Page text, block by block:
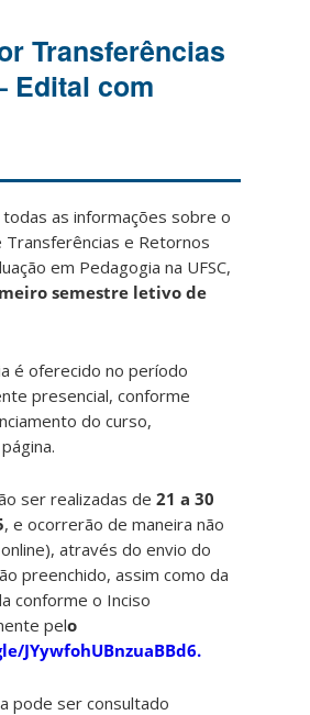
Transferências
Edital com
as informações sobre o
e Retornos
em Pedagogia na UFSC,
semestre letivo de
é oferecido no período
presencial, conforme
do curso,
ser realizadas de21 a 30
, e ocorrerão de maneira não
através do envio do
preenchido, assim como da
conforme o Inciso
pelo
JYywfohUBnzuaBBd6.
pode ser consultado